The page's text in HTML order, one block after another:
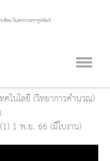
คโนโลยี (วิทยาการคำนวณ)
1 พ.ย. 66 (มีใบงาน)